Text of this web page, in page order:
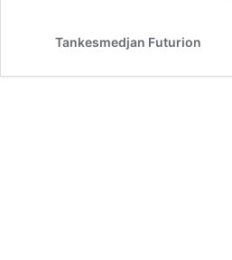
Tankesmedjan Futurion